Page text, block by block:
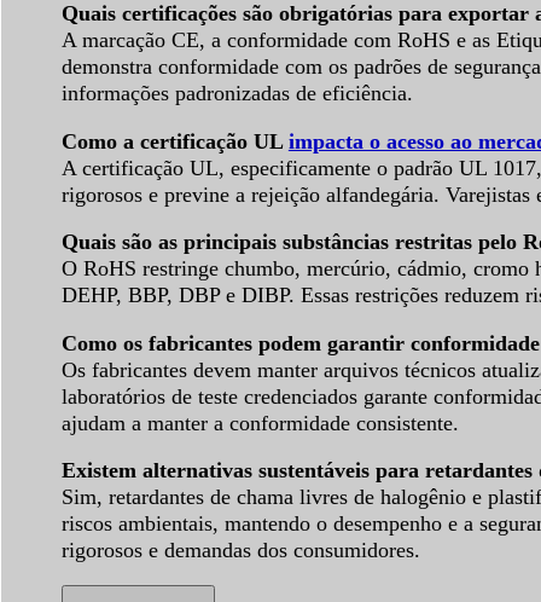
Quais certificações são obrigatórias para exportar
A marcação CE, a conformidade com RoHS e as
demonstra conformidade com os padrões de
informações padronizadas de eficiência.
Como a certificação UL impacta o acesso ao
A certificação UL, especificamente o padrão UL
rigorosos e previne a rejeição alfandegária.
Quais são as principais substâncias restritas pelo
O RoHS restringe chumbo, mercúrio, cádmio,
DEHP, BBP, DBP e DIBP. Essas restrições reduzem
Como os fabricantes podem garantir
Os fabricantes devem manter arquivos técnicos
laboratórios de teste credenciados garante
ajudam a manter a conformidade consistente.
Existem alternativas sustentáveis para
Sim, retardantes de chama livres de halogênio e
riscos ambientais, mantendo o desempenho e a
rigorosos e demandas dos consumidores.